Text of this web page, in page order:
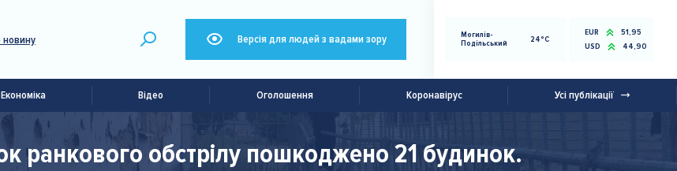
новину Версія для людей з вадами зору
Могилів-
Подільський
24°C
EUR
51,95
USD
44,90
Економіка Відео Оголошення Коронавірус Усі публікації
ранкового обстрілу пошкоджено 21 будинок.